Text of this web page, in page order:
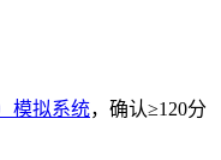
模拟系统，确认≥120分